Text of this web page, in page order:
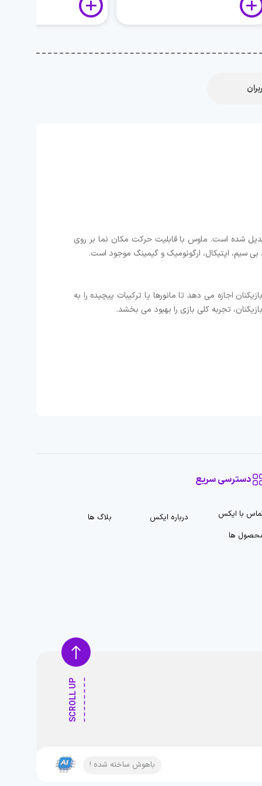
دیجیتال تبدیل شده است. ماوس با قابلیت حرکت مکان نما بر روی
سیم، اپتیکال، ارگونومیک و گیمینگ موجود است.
اجازه می دهد تا مانورها یا ترکیبات پیچیده را به
تجربه کلی بازی را بهبود می بخشد.
دسترسی سریع
با ایکس درباره ایکس
بلاگ ها
ها
SCROLL UP
باهوش ساخته شده !